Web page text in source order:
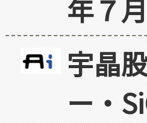
年７
宇晶
ー・